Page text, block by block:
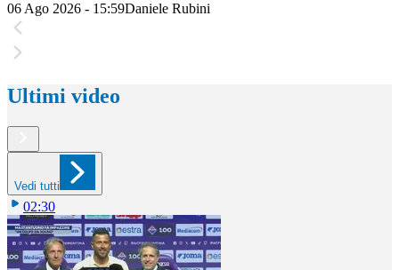
06 Ago 2026 - 15:59Daniele Rubini
Ultimi video
Vedi tutti
02:30